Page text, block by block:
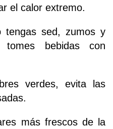
el calor extremo.
tengas sed, zumos y
tomes bebidas con
verdes, evita las
más frescos de la